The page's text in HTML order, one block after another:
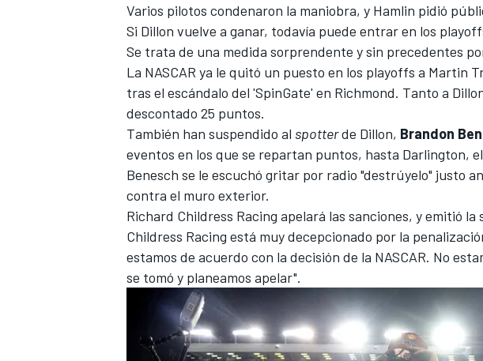
Varios pilotos condenaron la maniobra, y Hamlin pidió
Si Dillon vuelve a ganar, todavía puede entrar en los
Se trata de una medida sorprendente y sin precedentes
La NASCAR ya le quitó un puesto en los playoffs a Martin
tras el escándalo del 'SpinGate' en Richmond. Tanto a
descontado 25 puntos.
También han suspendido al spotterde Dillon, Brandon
eventos en los que se repartan puntos, hasta Darlington,
Benesch se le escuchó gritar por radio "destrúyelo" justo
contra el muro exterior.
Richard Childress Racing apelará las sanciones, y emitió
Childress Racing está muy decepcionado por la
estamos de acuerdo con la decisión de la NASCAR. No
se tomó y planeamos apelar".